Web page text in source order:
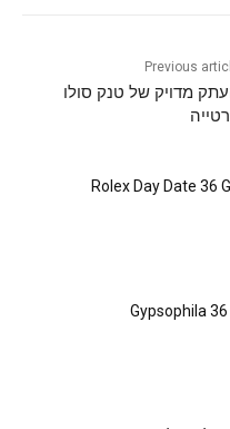
Previous
מדויק של טנק סולו